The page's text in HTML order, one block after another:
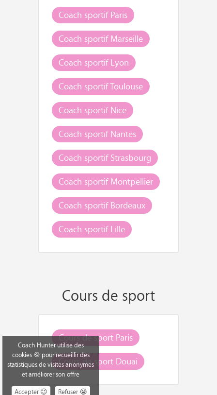
Coach sportif Paris
Coach sportif Marseille
Coach sportif Lyon
Coach sportif Toulouse
Coach sportif Nice
Coach sportif Nantes
Coach sportif Strasbourg
Coach sportif Montpellier
Coach sportif Bordeaux
Coach sportif Lille
Cours de sport
Cours de sport Paris
Cours de sport Douai
Coach Hunter utilise des
cookies 🍪 pour recueillir des
statistiques de visites anonymes
et améliorer son offre
Accepter 😉
Refuser 😭